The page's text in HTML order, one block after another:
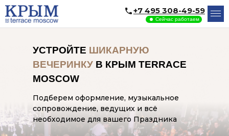
+7 495 308-49-59
Сейчас работаем
Подберем оформление, музыкальное
сопровождение, ведущих и всё
необходимое для вашего Праздника
УСТРОЙТЕ ШИКАРНУЮ
ВЕЧЕРИНКУ В КРЫМ TERRACE
MOSCOW